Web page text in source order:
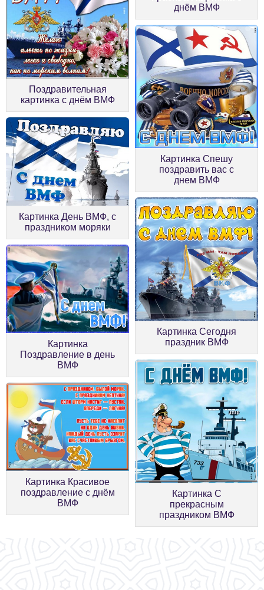
днём ВМФ
Поздравительная
картинка c днём ВМФ
Картинка Спешу
поздравить вас с
днем ВМФ
Картинка День ВМФ, с
праздником моряки
Картинка Сегодня
праздник ВМФ
Картинка
Поздравление в день
ВМФ
Картинка С
прекрасным
праздником ВМФ
Картинка Красивое
поздравление с днём
ВМФ